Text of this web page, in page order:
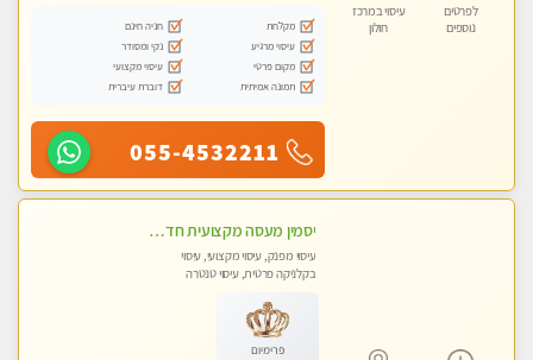
לפרטים
נוספים
עיסוי במרכז
חולון
מקלחת
חניה חינם
עיסוי מרגיע
נקי ומסודר
מקום פרטי
עיסוי מקצועי
תמונה אמיתית
דוברת עיברית
055-4532211
יסמין מעסה מקצועית חדשה בבת ים .כל סוגי העיסויים במקום הכי מושלם בעיר בת ים . highly recommended..new in the city
עיסוי מפנק, עיסוי מקצועי, עיסוי
בקלניקה פרטית, עיסוי טנטרה
פרימיום